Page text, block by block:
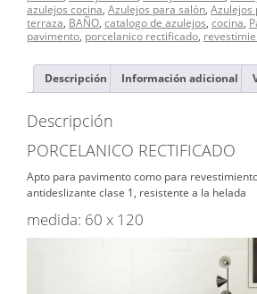
azulejos cocina, Azulejos para salón, Azulejos
terraza, BAÑO, catalogo de azulejos, cocina,
pavimento, porcelanico rectificado,
Descripción Información adicional
Descripción
PORCELANICO RECTIFICADO
Apto para pavimento como para
antideslizante clase 1, resistente a la helada
medida: 60 x 120